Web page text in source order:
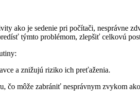
ako je sedenie pri počítači, nesprávne
týmto problémom, zlepšiť celkovú
a znižujú riziko ich preťaženia.
čo môže zabrániť nesprávnym zvykom